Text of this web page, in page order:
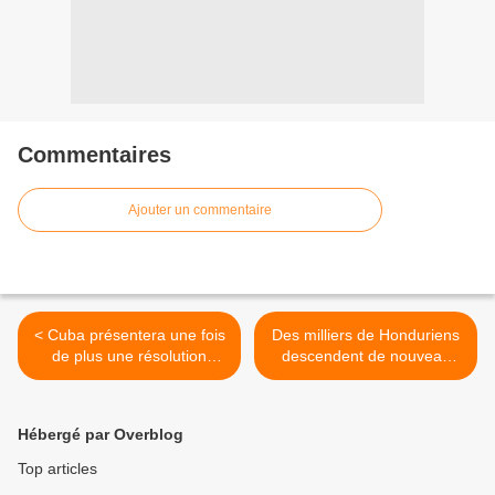
Commentaires
Ajouter un commentaire
< Cuba présentera une fois
de plus une résolution
contre le blocus à l’ONU
Des milliers de Honduriens
descendent de nouveau
dans la rue pour exiger le
Hébergé par Overblog
Top articles